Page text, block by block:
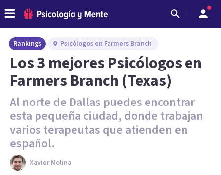
Rankings Psicólogos en Farmers Branch
Los 3 mejores Psicólogos en
Farmers Branch (Texas)
Al norte de Dallas puedes encontrar
esta pequeña ciudad, donde trabajan
varios terapeutas que atienden en
español.
Xavier Molina